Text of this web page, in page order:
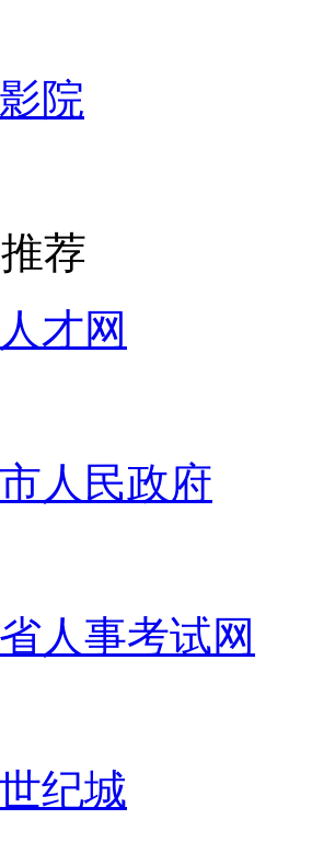
院
荐
才网
人民政府
人事考试网
纪城